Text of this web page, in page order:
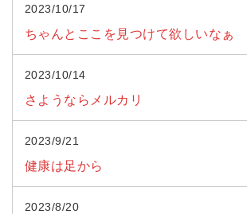
2023/10/17
ちゃんとここを見つけて欲しいなぁ
2023/10/14
さようならメルカリ
2023/9/21
健康は足から
2023/8/20